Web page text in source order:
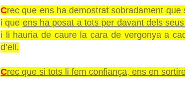
Crec que ens ha demostrat sobradament que
i que ens ha posat a tots per davant dels
i li hauria de caure la cara de vergonya a
d’ell.
Crec que si tots li fem confiança, ens en